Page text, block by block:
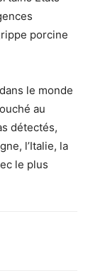
porcine
le monde
au
détectés,
l’Italie, la
le plus